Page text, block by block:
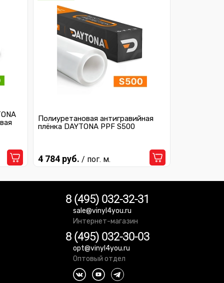
Полиуретановая антигравийная
плёнка DAYTONA PPF S500
4 784 руб. / пог. м.
8 (495) 032-32-31
sale@vinyl4you.ru
Интернет-магазин
8 (495) 032-30-03
opt@vinyl4you.ru
Оптовый отдел